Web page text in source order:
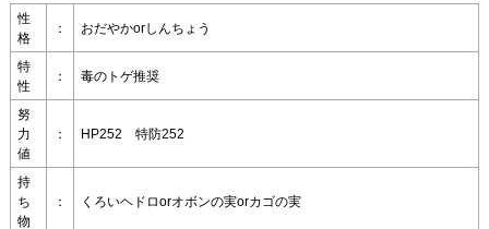
性
格
： おだやかorしんちょう
特
性
： 毒のトゲ推奨
努
力
値
： HP252 特防252
持
ち
物
： くろいヘドロorオボンの実orカゴの実